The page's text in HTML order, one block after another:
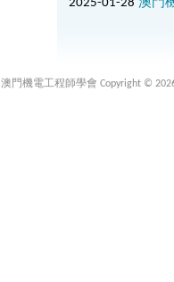
2025-01-28 澳門
澳門機電工程師學會 Copyright ©